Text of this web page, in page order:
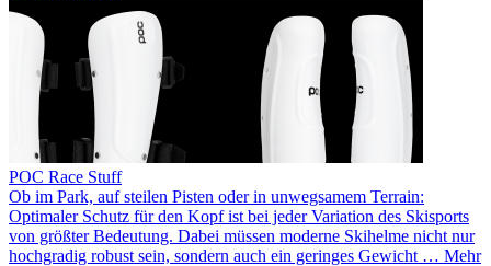
POC Race Stuff
Ob im Park, auf steilen Pisten oder in unwegsamem Terrain:
Optimaler Schutz für den Kopf ist bei jeder Variation des Skisports
von größter Bedeutung. Dabei müssen moderne Skihelme nicht nur
hochgradig robust sein, sondern auch ein geringes Gewicht … Mehr